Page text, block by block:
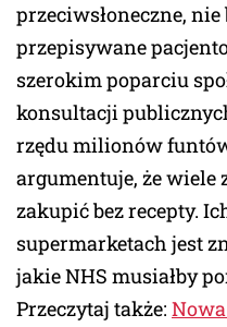
przeciwsłoneczne,
przepisywane
szerokim poparciu
konsultacji
rzędu milionów
argumentuje, że
zakupić bez recepty.
supermarketach jest
jakie NHS musiałby
Przeczytaj także: